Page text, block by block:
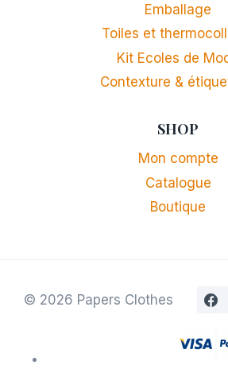
Emballage
Toiles et
Kit Ecoles de
Contexture &
SHOP
Mon compte
Catalogue
Boutique
© 2026 Papers Clothes